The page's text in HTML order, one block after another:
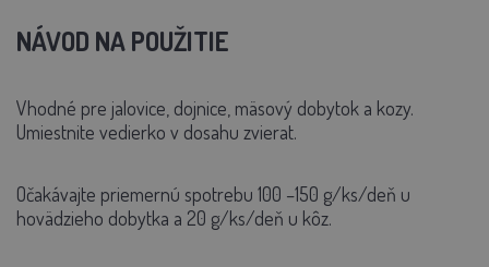
NÁVOD NA POUŽITIE
Vhodné pre jalovice, dojnice, mäsový dobytok a kozy.
Umiestnite vedierko v dosahu zvierat.
Očakávajte priemernú spotrebu 100 –150 g/ks/deň u
hovädzieho dobytka a 20 g/ks/deň u kôz.